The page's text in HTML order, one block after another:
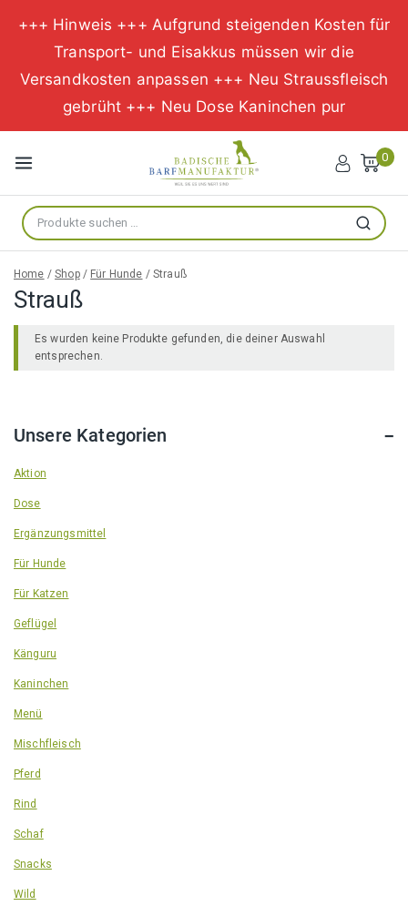
+++ Hinweis +++ Aufgrund steigenden Kosten für
Transport- und Eisakkus müssen wir die
Versandkosten anpassen +++ Neu Straussfleisch
gebrüht +++ Neu Dose Kaninchen pur
Inhalt
springen
0
Suche
nach:
Suchen
Home / Shop / Für Hunde / Strauß
Strauß
Es wurden keine Produkte gefunden, die deiner Auswahl
entsprechen.
Unsere Kategorien
Aktion
Dose
Ergänzungsmittel
Für Hunde
Für Katzen
Geflügel
Känguru
Kaninchen
Menü
Mischfleisch
Pferd
Rind
Schaf
Snacks
Wild